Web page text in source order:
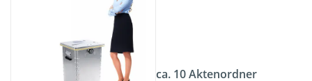
ca. 10 Aktenordner